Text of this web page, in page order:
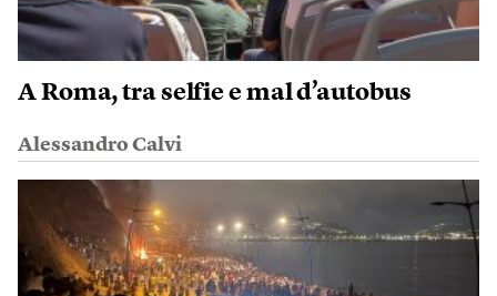
A Roma, tra selfie e mal d’autobus
Alessandro Calvi